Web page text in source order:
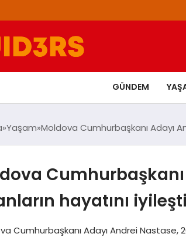
GÜNDEM
Yaşam Moldova Cumhurbaşkanı Adayı
hayatını
Cumhurbaşkanı Adayı Andrei Nastase,